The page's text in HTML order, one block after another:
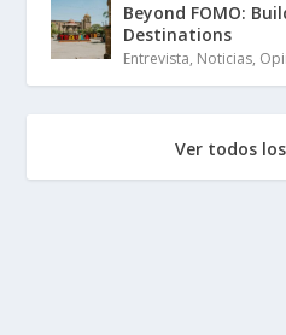
Beyond FOMO:
Destinations
Entrevista, Noticias,
Ver todos